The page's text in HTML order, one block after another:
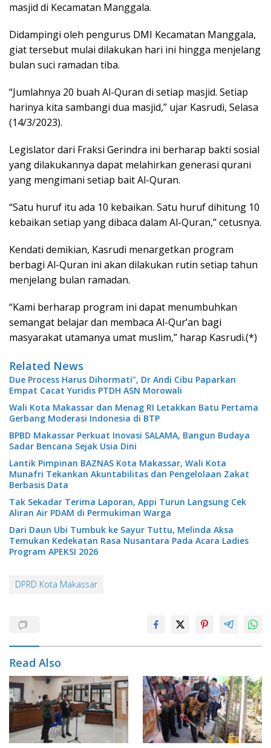
masjid di Kecamatan Manggala.
Didampingi oleh pengurus DMI Kecamatan Manggala,
giat tersebut mulai dilakukan hari ini hingga menjelang
bulan suci ramadan tiba.
“Jumlahnya 20 buah Al-Quran di setiap masjid. Setiap
harinya kita sambangi dua masjid,” ujar Kasrudi, Selasa
(14/3/2023).
Legislator dari Fraksi Gerindra ini berharap bakti sosial
yang dilakukannya dapat melahirkan generasi qurani
yang mengimani setiap bait Al-Quran.
“Satu huruf itu ada 10 kebaikan. Satu huruf dihitung 10
kebaikan setiap yang dibaca dalam Al-Quran,” cetusnya.
Kendati demikian, Kasrudi menargetkan program
berbagi Al-Quran ini akan dilakukan rutin setiap tahun
menjelang bulan ramadan.
“Kami berharap program ini dapat menumbuhkan
semangat belajar dan membaca Al-Qur’an bagi
masyarakat utamanya umat muslim,” harap Kasrudi.(*)
Related News
Due Process Harus Dihormati”, Dr Andi Cibu Paparkan
Empat Cacat Yuridis PTDH ASN Morowali
Wali Kota Makassar dan Menag RI Letakkan Batu Pertama
Gerbang Moderasi Indonesia di BTP
BPBD Makassar Perkuat Inovasi SALAMA, Bangun Budaya
Sadar Bencana Sejak Usia Dini
Lantik Pimpinan BAZNAS Kota Makassar, Wali Kota
Munafri Tekankan Akuntabilitas dan Pengelolaan Zakat
Berbasis Data
Tak Sekadar Terima Laporan, Appi Turun Langsung Cek
Aliran Air PDAM di Permukiman Warga
Dari Daun Ubi Tumbuk ke Sayur Tuttu, Melinda Aksa
Temukan Kedekatan Rasa Nusantara Pada Acara Ladies
Program APEKSI 2026
DPRD Kota Makassar
Read Also